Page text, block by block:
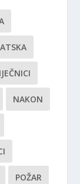
NAKON
POŽAR